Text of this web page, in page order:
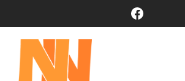
contenido